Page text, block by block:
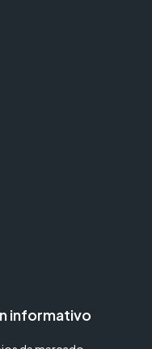
informativo